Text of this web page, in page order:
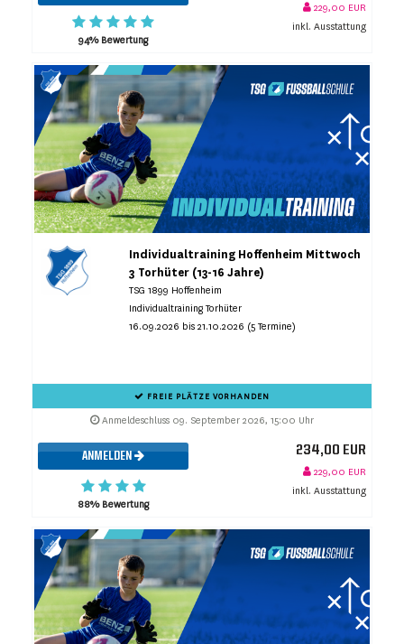
94% Bewertung
229,00 EUR
inkl. Ausstattung
Individualtraining Hoffenheim Mittwoch
3 Torhüter (13-16 Jahre)
TSG 1899 Hoffenheim
Individualtraining Torhüter
16.09.2026 bis 21.10.2026 (5 Termine)
FREIE PLÄTZE VORHANDEN
Anmeldeschluss 09. September 2026, 15:00 Uhr
ANMELDEN
88% Bewertung
234,00 EUR
229,00 EUR
inkl. Ausstattung